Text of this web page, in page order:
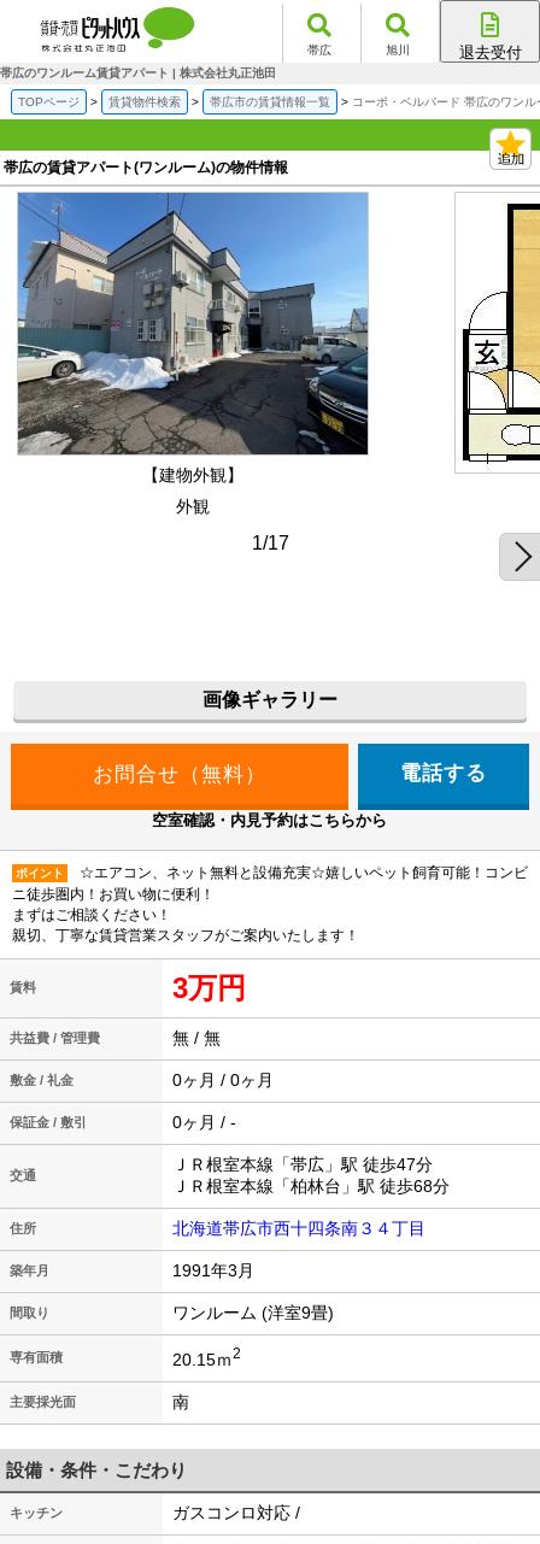
帯広 旭川 退去受付
帯広のワンルーム賃貸アパート | 株式会社丸正池田
TOPページ 賃貸物件検索 帯広市の賃貸情報一覧 コーポ・ベルバード 帯広のワン
帯広の賃貸アパート(ワンルーム)の物件情報
【建物外観】
外観
1/17
画像ギャラリー
電話する
空室確認・内見予約はこちらから
ポイント
☆エアコン、ネット無料と設備充実☆嬉しいペット飼育可能！コンビ
ニ徒歩圏内！お買い物に便利！
まずはご相談ください！
親切、丁寧な賃貸営業スタッフがご案内いたします！
賃料 3万円
共益費 / 管理費 無 / 無
敷金 / 礼金 0ヶ月 / 0ヶ月
保証金 / 敷引 0ヶ月 / -
交通
ＪＲ根室本線「帯広」駅 徒歩47分
ＪＲ根室本線「柏林台」駅 徒歩68分
住所 北海道帯広市西十四条南３４丁目
築年月 1991年3月
間取り ワンルーム (洋室9畳)
専有面積 20.15ｍ2
主要採光面 南
設備・条件・こだわり
キッチン ガスコンロ対応 /